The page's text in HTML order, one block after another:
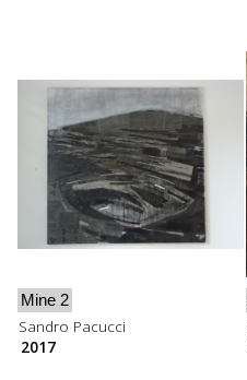
Mine 2
Sandro Pacucci
2017